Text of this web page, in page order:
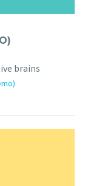
brains